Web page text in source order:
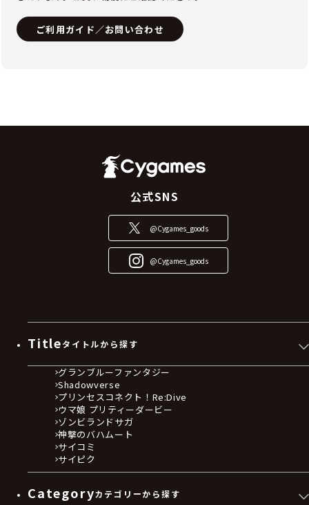
ご利用ガイド／お問い合わせ
公式SNS
@Cygames_goods
@Cygames_goods
Titleタイトルから探す
グランブルーファンタジー
Shadowverse
プリンセスコネクト！Re:Dive
ウマ娘 プリティーダービー
ゾンビランドサガ
神撃のバハムート
サイコミ
サイピク
Categoryカテゴリーから探す